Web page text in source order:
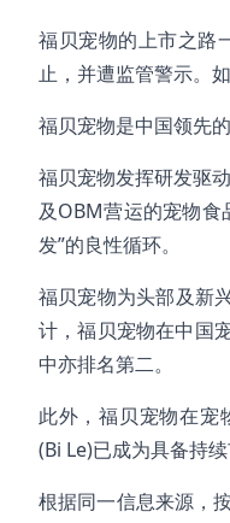
福贝宠物的上市之路
止，并遭监管警示。
福贝宠物是中国领先
福贝宠物发挥研发驱
及OBM营运的宠物食
发”的良性循环。
福贝宠物为头部及新
计，福贝宠物在中国
中亦排名第二。
此外，福贝宠物在宠
(Bi Le)已成为具备持
根据同一信息来源，